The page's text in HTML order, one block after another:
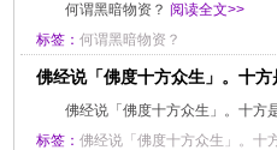
何谓黑暗物资？ 阅读全文>>
标签： 何谓黑暗物资？
佛经说「佛度十方众生」。十
佛经说「佛度十方众生」。十方
标签： 佛经说「佛度十方众生」。十